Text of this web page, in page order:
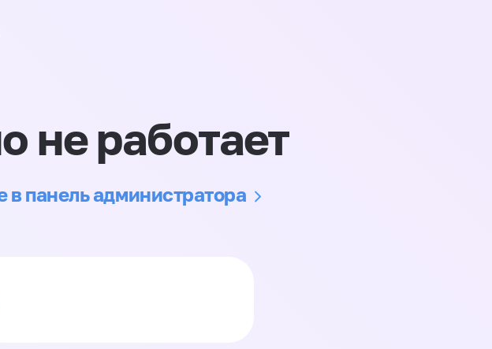
не работает
в панель администратора